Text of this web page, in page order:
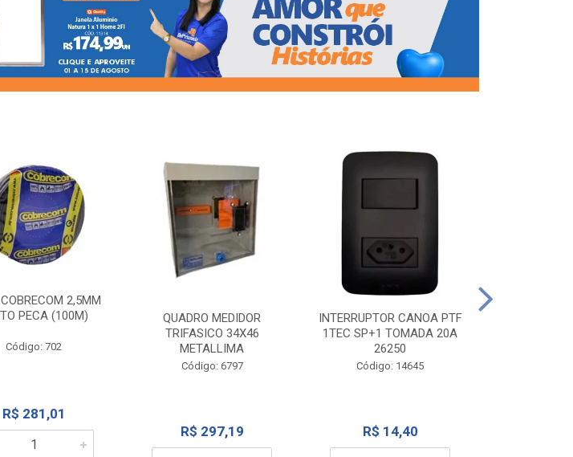
2,5MM
PECA (100M)
Código: 702
R$ 281,01
QUADRO MEDIDOR
TRIFASICO 34X46
METALLIMA
Código: 6797
R$ 297,19
INTERRUPTOR CANOA PTF
1TEC SP+1 TOMADA 20A
26250
Código: 14645
R$ 14,40